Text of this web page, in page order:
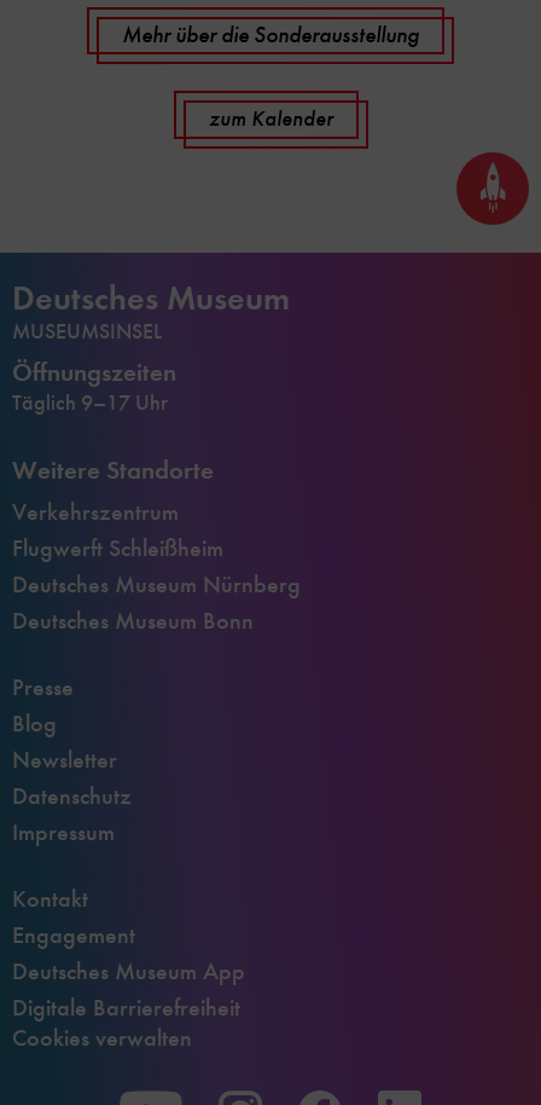
Mehr über die Sonderausstellung
zum Kalender
Seite
nach
oben
Deutsches Museum
MUSEUMSINSEL
Öffnungszeiten
Täglich 9–17 Uhr
Weitere Standorte
Verkehrszentrum
Flugwerft Schleißheim
Deutsches Museum Nürnberg
Deutsches Museum Bonn
Presse
Blog
Newsletter
Datenschutz
Impressum
Kontakt
Engagement
Deutsches Museum App
Digitale Barrierefreiheit
Cookies verwalten